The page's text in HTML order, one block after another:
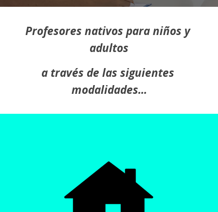
Profesores nativos para niños y
adultos
a través de las siguientes
modalidades...